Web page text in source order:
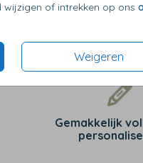
of intrekken op ons
Weigeren
Gemakkelijk